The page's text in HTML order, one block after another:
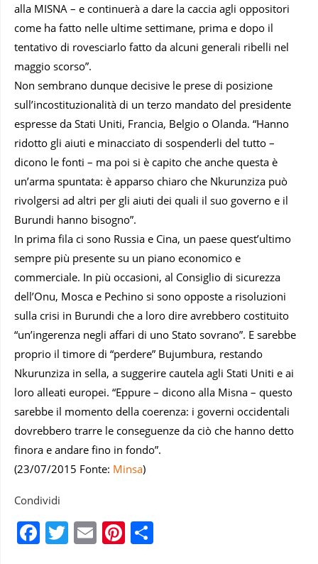
alla MISNA – e continuerà a dare la caccia agli oppositori
come ha fatto nelle ultime settimane, prima e dopo il
tentativo di rovesciarlo fatto da alcuni generali ribelli nel
maggio scorso”.
Non sembrano dunque decisive le prese di posizione
sull’incostituzionalità di un terzo mandato del presidente
espresse da Stati Uniti, Francia, Belgio o Olanda. “Hanno
ridotto gli aiuti e minacciato di sospenderli del tutto –
dicono le fonti – ma poi si è capito che anche questa è
un’arma spuntata: è apparso chiaro che Nkurunziza può
rivolgersi ad altri per gli aiuti dei quali il suo governo e il
Burundi hanno bisogno”.
In prima fila ci sono Russia e Cina, un paese quest’ultimo
sempre più presente su un piano economico e
commerciale. In più occasioni, al Consiglio di sicurezza
dell’Onu, Mosca e Pechino si sono opposte a risoluzioni
sulla crisi in Burundi che a loro dire avrebbero costituito
“un’ingerenza negli affari di uno Stato sovrano”. E sarebbe
proprio il timore di “perdere” Bujumbura, restando
Nkurunziza in sella, a suggerire cautela agli Stati Uniti e ai
loro alleati europei. “Eppure – dicono alla Misna – questo
sarebbe il momento della coerenza: i governi occidentali
dovrebbero trarre le conseguenze da ciò che hanno detto
finora e andare fino in fondo”.
(23/07/2015 Fonte: Minsa)
Condividi
Facebook
Twitter
EmailPinterest